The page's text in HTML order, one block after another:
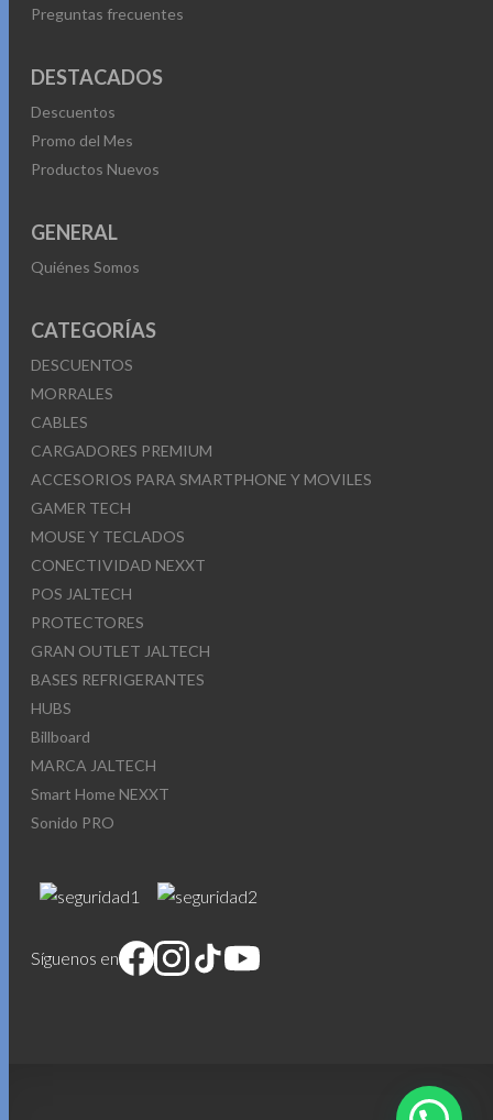
Preguntas frecuentes
DESTACADOS
Descuentos
Promo del Mes
Productos Nuevos
GENERAL
Quiénes Somos
CATEGORÍAS
DESCUENTOS
MORRALES
CABLES
CARGADORES PREMIUM
ACCESORIOS PARA SMARTPHONE Y MOVILES
GAMER TECH
MOUSE Y TECLADOS
CONECTIVIDAD NEXXT
POS JALTECH
PROTECTORES
GRAN OUTLET JALTECH
BASES REFRIGERANTES
HUBS
Billboard
MARCA JALTECH
Smart Home NEXXT
Sonido PRO
Síguenos en